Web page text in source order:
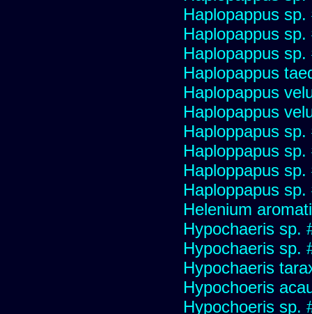
Haplopappus sp.
Haplopappus
Haplopappus sp.
Haplopappus
Haplopappus
Haplopappus
Haploppapus sp.
Haploppapus sp.
Haploppapus sp.
Haploppapus sp.
Helenium
Hypochaeris sp.
Hypochaeris sp.
Hypochaeris
Hypochoeris
Hypochoeris sp.